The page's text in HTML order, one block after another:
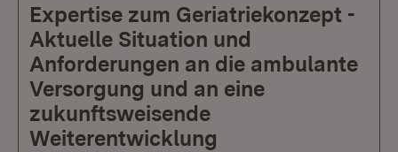
Expertise zum Geriatriekonzept -
Aktuelle Situation und
Anforderungen an die ambulante
Versorgung und an eine
zukunftsweisende
Weiterentwicklung